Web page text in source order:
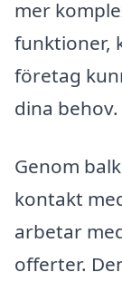
mer
funktioner,
företag
dina behov.
Genom
kontakt
arbetar
offerter.